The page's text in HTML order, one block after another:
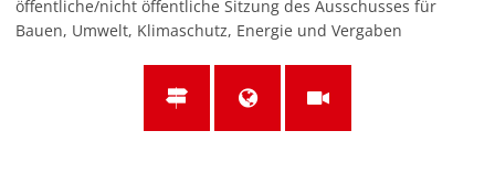
öffentliche/nicht öffentliche Sitzung des Ausschusses für
Bauen, Umwelt, Klimaschutz, Energie und Vergaben